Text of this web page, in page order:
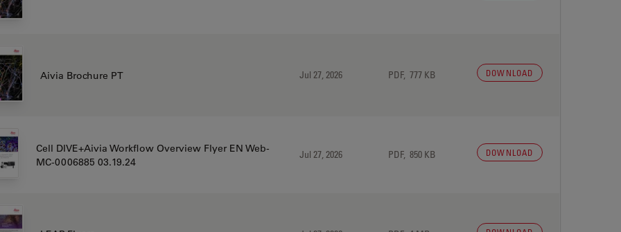
Aivia Brochure PT Jul 27, 2026 PDF, 777 KB DOWNLOAD
Cell DIVE+Aivia Workflow Overview Flyer EN Web-
MC-0006885 03.19.24
Jul 27, 2026 PDF, 850 KB DOWNLOAD